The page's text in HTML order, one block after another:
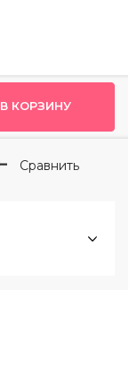
В КОРЗИНУ
Сравнить